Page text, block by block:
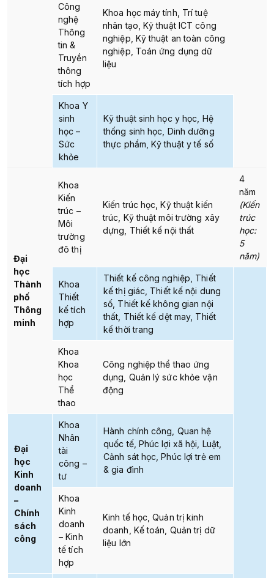
Công
nghệ
Thông
tin &
Truyền
thông
tích hợp
Khoa học máy tính, Trí tuệ
nhân tạo, Kỹ thuật ICT công
nghiệp, Kỹ thuật an toàn công
nghiệp, Toán ứng dụng dữ
liệu
Khoa Y
sinh
học –
Sức
khỏe
Kỹ thuật sinh học y học, Hệ
thống sinh học, Dinh dưỡng
thực phẩm, Kỹ thuật y tế số
Đại
học
Thành
phố
Thông
minh
Khoa
Kiến
trúc –
Môi
trường
đô thị
Kiến trúc học, Kỹ thuật kiến
trúc, Kỹ thuật môi trường xây
dựng, Thiết kế nội thất
4
năm
(Kiến
trúc
học:
5
năm)
Khoa
Thiết
kế tích
hợp
Thiết kế công nghiệp, Thiết
kế thị giác, Thiết kế nội dung
số, Thiết kế không gian nội
thất, Thiết kế dệt may, Thiết
kế thời trang
Khoa
Khoa
học
Thể
thao
Công nghiệp thể thao ứng
dụng, Quản lý sức khỏe vận
động
Đại
học
Kinh
doanh
–
Chính
sách
công
Khoa
Nhân
tài
công –
tư
Hành chính công, Quan hệ
quốc tế, Phúc lợi xã hội, Luật,
Cảnh sát học, Phúc lợi trẻ em
& gia đình
Khoa
Kinh
doanh
– Kinh
tế tích
hợp
Kinh tế học, Quản trị kinh
doanh, Kế toán, Quản trị dữ
liệu lớn